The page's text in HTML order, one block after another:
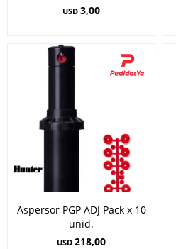
USD 3,00
Aspersor PGP ADJ Pack x 10
unid.
USD 218,00